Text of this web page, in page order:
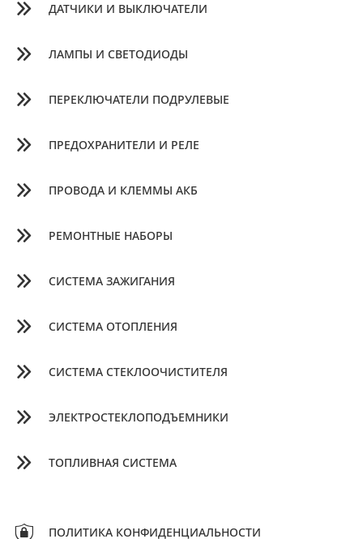
ДАТЧИКИ И ВЫКЛЮЧАТЕЛИ
ЛАМПЫ И СВЕТОДИОДЫ
ПЕРЕКЛЮЧАТЕЛИ ПОДРУЛЕВЫЕ
ПРЕДОХРАНИТЕЛИ И РЕЛЕ
ПРОВОДА И КЛЕММЫ АКБ
РЕМОНТНЫЕ НАБОРЫ
СИСТЕМА ЗАЖИГАНИЯ
СИСТЕМА ОТОПЛЕНИЯ
СИСТЕМА СТЕКЛООЧИСТИТЕЛЯ
ЭЛЕКТРОСТЕКЛОПОДЪЕМНИКИ
ТОПЛИВНАЯ СИСТЕМА
ПОЛИТИКА КОНФИДЕНЦИАЛЬНОСТИ